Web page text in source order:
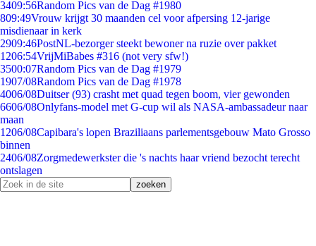
3409:56Random Pics van de Dag #1980
809:49Vrouw krijgt 30 maanden cel voor afpersing 12-jarige
misdienaar in kerk
2909:46PostNL-bezorger steekt bewoner na ruzie over pakket
1206:54VrijMiBabes #316 (not very sfw!)
3500:07Random Pics van de Dag #1979
1907/08Random Pics van de Dag #1978
4006/08Duitser (93) crasht met quad tegen boom, vier gewonden
6606/08Onlyfans-model met G-cup wil als NASA-ambassadeur naar
maan
1206/08Capibara's lopen Braziliaans parlementsgebouw Mato Grosso
binnen
2406/08Zorgmedewerkster die 's nachts haar vriend bezocht terecht
ontslagen